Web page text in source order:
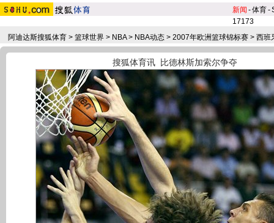
新闻 -体育-
17173
阿迪达斯搜狐体育 > 篮球世界 > NBA> NBA动态 > 2007年欧洲篮球锦标赛 > 西班
搜狐体育讯 比德林斯加索尔争夺